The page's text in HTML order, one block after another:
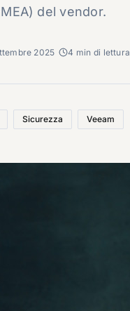
del vendor.
2025 4 min di lettura
Sicurezza Veeam